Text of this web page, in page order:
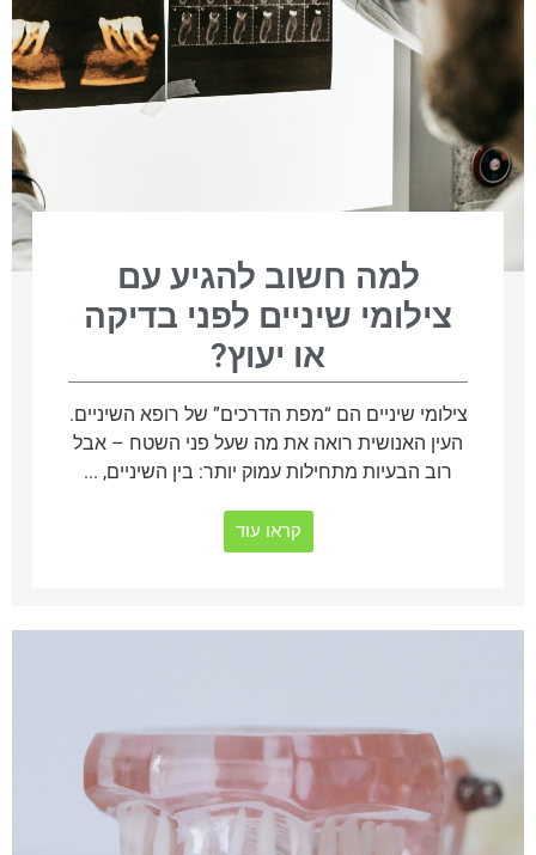
למה חשוב להגיע עם
צילומי שיניים לפני בדיקה
או יעוץ?
צילומי שיניים הם “מפת הדרכים” של רופא השיניים.
העין האנושית רואה את מה שעל פני השטח – אבל
רוב הבעיות מתחילות עמוק יותר: בין השיניים, ...
קראו עוד